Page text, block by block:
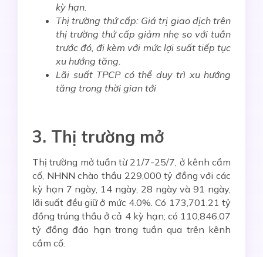
kỳ hạn.
Thị trường thứ cấp: Giá trị giao dịch trên
thị trường thứ cấp giảm nhẹ so với tuần
trước đó, đi kèm với mức lợi suất tiếp tục
xu hướng tăng
Lãi suất TPCP có thể duy trì xu hướng
tăng trong thời gian tới
3. Thị trường mở
Thị trường mở tuần từ 21/7-25/7, ở kênh cầm
cố, NHNN chào thầu 229,000 tỷ đồng với các
kỳ hạn 7 ngày, 14 ngày, 28 ngày và 91 ngày,
lãi suất đều giữ ở mức 4.0%. Có 173,701.21 tỷ
đồng trúng thầu ở cả 4 kỳ hạn; có 110,846.07
tỷ đồng đáo hạn trong tuần qua trên kênh
cầm cố.